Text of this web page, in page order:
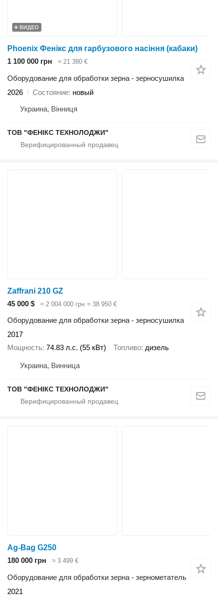
ВИДЕО
Phoenix Фенікс для гарбузового насіння (кабаки)
1 100 000 грн
≈ 21 380 €
Оборудование для обработки зерна - зерносушилка
2026
Состояние новый
Украина, Вінниця
ТОВ "ФЕНІКС ТЕХНОЛОДЖИ"
Zaffrani 210 GZ
45 000 $
≈ 2 004 000 грн ≈ 38 950 €
Оборудование для обработки зерна - зерносушилка
2017
Мощность 74.83 л.с. (55 кВт) Топливо дизель
Украина, Винница
ТОВ "ФЕНІКС ТЕХНОЛОДЖИ"
Ag-Bag G250
180 000 грн
≈ 3 499 €
Оборудование для обработки зерна - зернометатель
2021